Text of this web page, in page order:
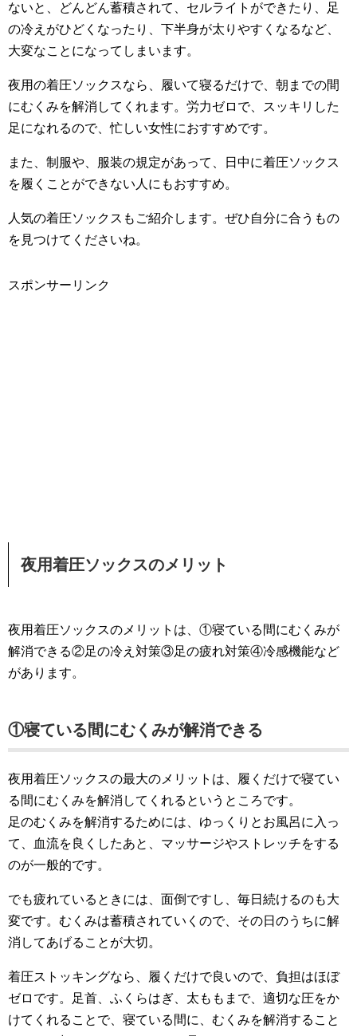
ないと、どんどん蓄積されて、セルライトができたり、足
の冷えがひどくなったり、下半身が太りやすくなるなど、
大変なことになってしまいます。
夜用の着圧ソックスなら、履いて寝るだけで、朝までの間
にむくみを解消してくれます。労力ゼロで、スッキリした
足になれるので、忙しい女性におすすめです。
また、制服や、服装の規定があって、日中に着圧ソックス
を履くことができない人にもおすすめ。
人気の着圧ソックスもご紹介します。ぜひ自分に合うもの
を見つけてくださいね。
スポンサーリンク
夜用着圧ソックスのメリット
夜用着圧ソックスのメリットは、①寝ている間にむくみが
解消できる②足の冷え対策③足の疲れ対策④冷感機能など
があります。
①寝ている間にむくみが解消できる
夜用着圧ソックスの最大のメリットは、履くだけで寝てい
る間にむくみを解消してくれるというところです。
足のむくみを解消するためには、ゆっくりとお風呂に入っ
て、血流を良くしたあと、マッサージやストレッチをする
のが一般的です。
でも疲れているときには、面倒ですし、毎日続けるのも大
変です。むくみは蓄積されていくので、その日のうちに解
消してあげることが大切。
着圧ストッキングなら、履くだけで良いので、負担はほぼ
ゼロです。足首、ふくらはぎ、太ももまで、適切な圧をか
けてくれることで、寝ている間に、むくみを解消すること